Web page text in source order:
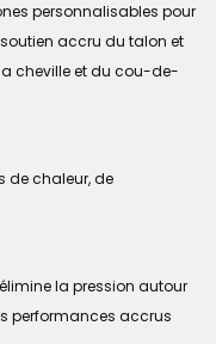
personnalisables pour
accru du talon et
cheville et du cou-de-
de chaleur, de
la pression autour
performances accrus